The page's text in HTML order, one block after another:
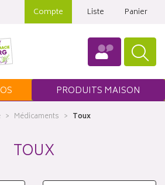
Compte Liste Panier
PRODUITS MAISON
Médicaments Toux
TOUX